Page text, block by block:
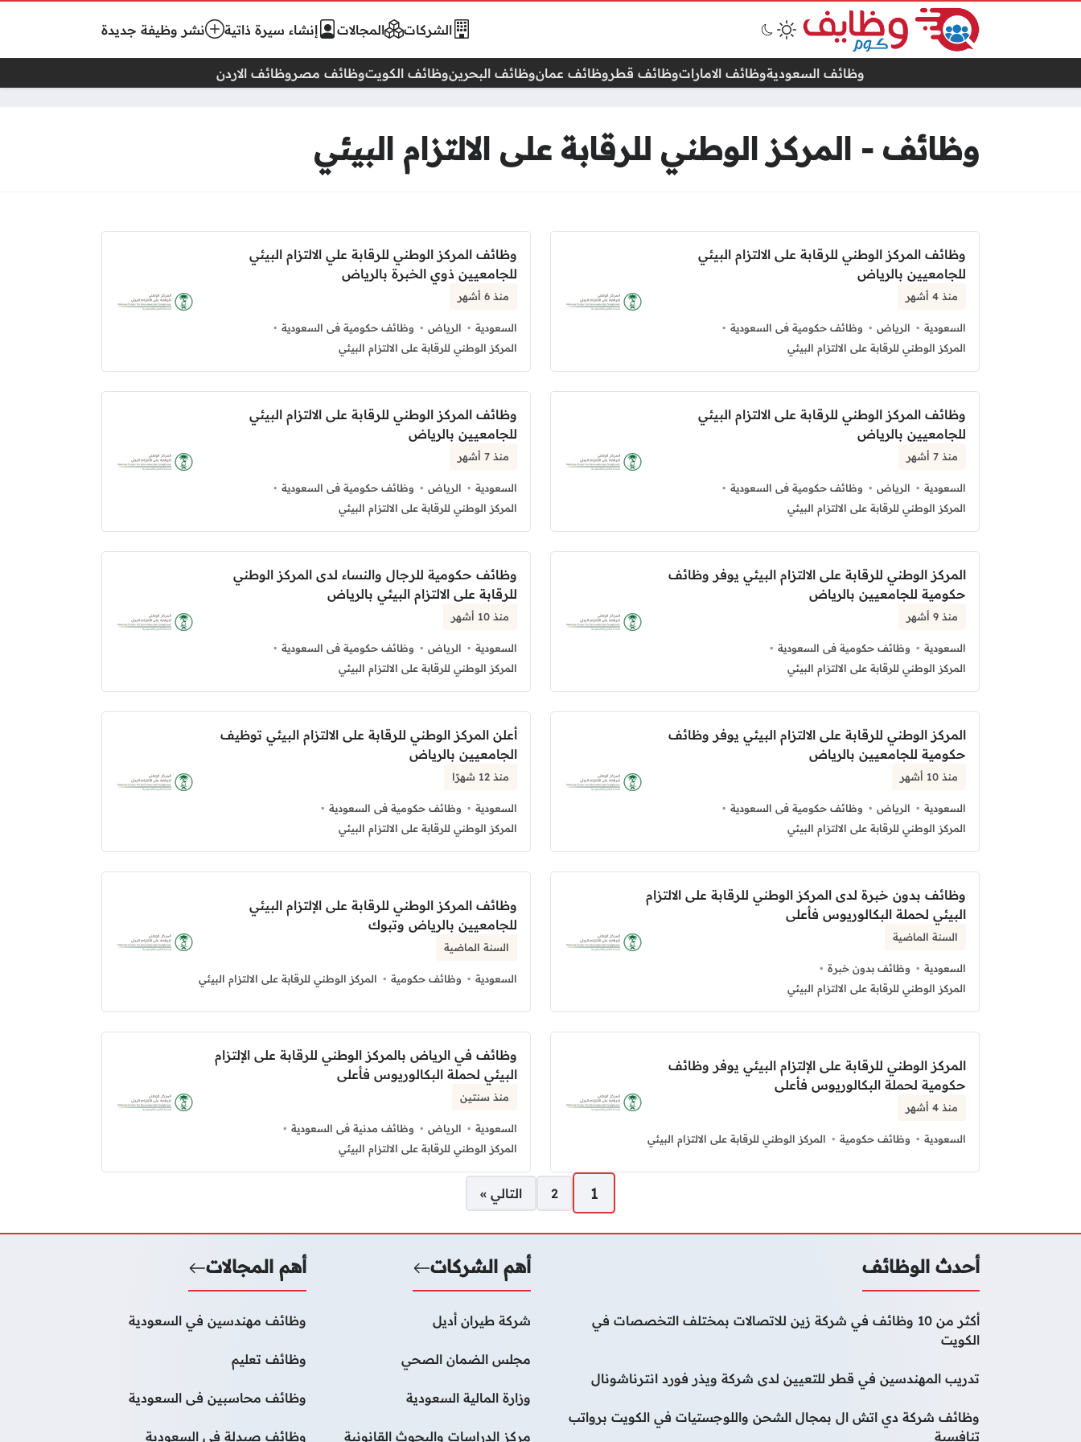
الشركات المجالات إنشاء سيرة ذاتية نشر وظيفة جديدة
وظائف السعوديةوظائف الاماراتوظائف قطروظائف عمانوظائف البحرينوظائف الكويتوظائف مصروظائف الاردن
وظائف - المركز الوطني للرقابة على الالتزام البيئي
وظائف المركز الوطني للرقابة على الالتزام البيئي
للجامعيين بالرياض
منذ 4 أشهر
السعودية الرياض
وظائف حكومية فى السعودية
المركز الوطني للرقابة على الالتزام البيئي
وظائف المركز الوطني للرقابة علي الالتزام البيئي
للجامعيين ذوي الخبرة بالرياض
منذ 6 أشهر
السعودية الرياض
وظائف حكومية فى السعودية
المركز الوطني للرقابة على الالتزام البيئي
وظائف المركز الوطني للرقابة على الالتزام البيئي
للجامعيين بالرياض
منذ 7 أشهر
السعودية الرياض
وظائف حكومية فى السعودية
المركز الوطني للرقابة على الالتزام البيئي
وظائف المركز الوطني للرقابة على الالتزام البيئي
للجامعيين بالرياض
منذ 7 أشهر
السعودية الرياض
وظائف حكومية فى السعودية
المركز الوطني للرقابة على الالتزام البيئي
المركز الوطني للرقابة على الالتزام البيئي يوفر وظائف
حكومية للجامعيين بالرياض
منذ 9 أشهر
السعودية
وظائف حكومية فى السعودية
المركز الوطني للرقابة على الالتزام البيئي
وظائف حكومية للرجال والنساء لدى المركز الوطني
للرقابة على الالتزام البيئي بالرياض
منذ 10 أشهر
السعودية الرياض
وظائف حكومية فى السعودية
المركز الوطني للرقابة على الالتزام البيئي
المركز الوطني للرقابة على الالتزام البيئي يوفر وظائف
حكومية للجامعيين بالرياض
منذ 10 أشهر
السعودية الرياض
وظائف حكومية فى السعودية
المركز الوطني للرقابة على الالتزام البيئي
أعلن المركز الوطني للرقابة على الالتزام البيئي توظيف
الجامعيين بالرياض
منذ 12 شهرًا
السعودية
وظائف حكومية فى السعودية
المركز الوطني للرقابة على الالتزام البيئي
وظائف بدون خبرة لدى المركز الوطني للرقابة على الالتزام
البيئي لحملة البكالوريوس فأعلى
السنة الماضية
السعودية
وظائف بدون خبرة
المركز الوطني للرقابة على الالتزام البيئي
وظائف المركز الوطني للرقابة على الإلتزام البيئي
للجامعيين بالرياض وتبوك
السنة الماضية
السعودية وظائف حكومية المركز الوطني للرقابة على الالتزام البيئي
المركز الوطني للرقابة على الإلتزام البيئي يوفر وظائف
حكومية لحملة البكالوريوس فأعلى
منذ 4 أشهر
السعودية وظائف حكومية المركز الوطني للرقابة على الالتزام البيئي
وظائف في الرياض بالمركز الوطني للرقابة على الإلتزام
البيئي لحملة البكالوريوس فأعلى
منذ سنتين
السعودية الرياض
وظائف مدنية فى السعودية
المركز الوطني للرقابة على الالتزام البيئي
1
2 التالي »
أحدث الوظائف
أكثر من 10 وظائف في شركة زين للاتصالات بمختلف التخصصات في
الكويت
تدريب المهندسين في قطر للتعيين لدى شركة ويذر فورد انترناشونال
وظائف شركة دي اتش ال بمجال الشحن واللوجستيات في الكويت برواتب
تنافسية
أهم الشركات
شركة طيران أديل
مجلس الضمان الصحي
وزارة المالية السعودية
مركز الدراسات والبحوث القانونية
أهم المجالات
وظائف مهندسين في السعودية
وظائف تعليم
وظائف محاسبين فى السعودية
وظائف صيدلة فى السعودية